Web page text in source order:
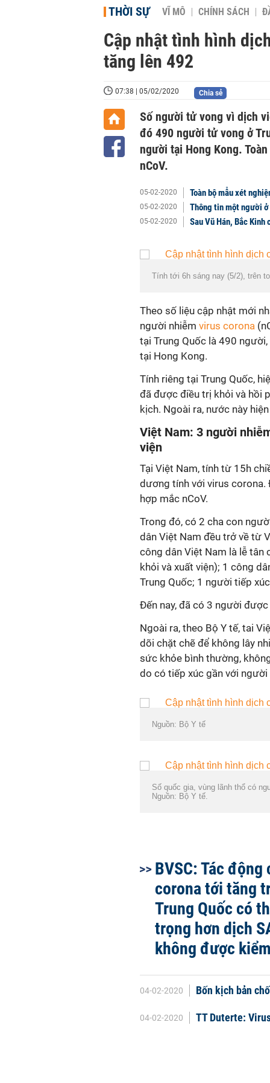
THỜI SỰ VĨ MÔ CHÍNH SÁCH
Cập nhật tình hình
tăng lên 492
07:38 | 05/02/2020 Chia sẻ
Số người tử vong vì dịch
đó 490 người tử vong ở
người tại Hong Kong.
nCoV.
05-02-2020 Toàn bộ mẫu xét
05-02-2020 Thông tin một người
05-02-2020 Sau Vũ Hán, Bắc
Tính tới 6h sáng nay (5/2), trên
Theo số liệu cập nhật mới
người nhiễm virus corona
tại Trung Quốc là 490
tại Hong Kong.
Tính riêng tại Trung Quốc,
đã được điều trị khỏi và hồi
kịch. Ngoài ra, nước này
Việt Nam: 3 người
viện
Tại Việt Nam, tính từ 15h
dương tính với virus corona.
hợp mắc nCoV.
Trong đó, có 2 cha con
dân Việt Nam đều trở về từ
công dân Việt Nam là lễ tân
khỏi và xuất viện); 1 công
Trung Quốc; 1 người tiếp
Đến nay, đã có 3 người
Ngoài ra, theo Bộ Y tế, tai
dõi chặt chẽ để không lây
sức khỏe bình thường,
do có tiếp xúc gần với người
Nguồn: Bộ Y tế
Số quốc gia, vùng lãnh thổ có
Nguồn: Bộ Y tế.
BVSC: Tác động
corona tới tăng
Trung Quốc có
trọng hơn dịch
không được
04-02-2020 Bốn kịch bản
04-02-2020 TT Duterte: